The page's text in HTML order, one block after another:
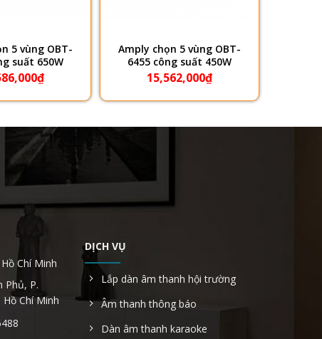
5 vùng OBT-
suất 650W
₫
Amply chọn 5 vùng OBT-
6455 công suất 450W
15,562,000₫
Chí Minh
Phủ, P.
Chí Minh
DỊCH VỤ
Lắp dàn âm thanh hội trường
Âm thanh thông báo
Dàn âm thanh karaoke